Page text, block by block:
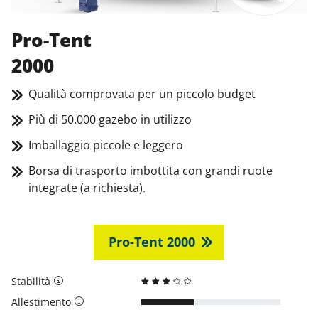
Pro-Tent
2000
Qualità comprovata per un piccolo budget
Più di 50.000 gazebo in utilizzo
Imballaggio piccole e leggero
Borsa di trasporto imbottita con grandi ruote
integrate (a richiesta).
Pro-Tent 2000
Stabilità
Allestimento